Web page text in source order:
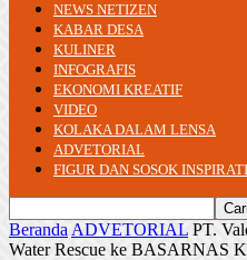
NEWS NETIZEN
KABAR DESA
KULINER
INFOGRAFIS
EKONOMI KREATIF
VIDEO
KOLAKA DALAM LENSA
ADVETORIAL
FIGUR DAN SOSOK
Beranda ADVETORIAL PT.
Water Rescue ke BASARNAS